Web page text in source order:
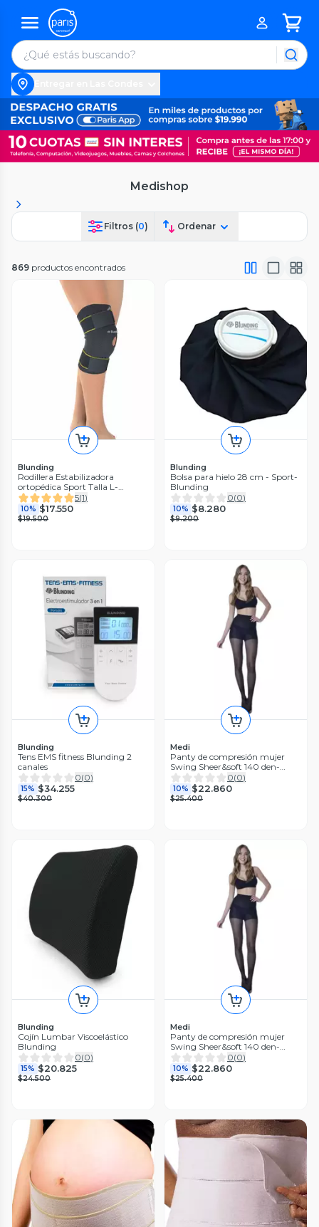
Medishop
Filtros (0) Ordenar
869 productos encontrados
Blunding
Rodillera Estabilizadora
ortopédica Sport Talla L-
Blunding
5(1)
10% $17.550
$19.500
Blunding
Bolsa para hielo 28 cm - Sport-
Blunding
0(0)
10% $8.280
$9.200
Blunding
Tens EMS fitness Blunding 2
canales
0(0)
15% $34.255
$40.300
Medi
Panty de compresión mujer
Swing Sheer&soft 140 den-
Color Negro-Talla 3-Medi
0(0)
10% $22.860
$25.400
Blunding
Cojín Lumbar Viscoelástico
Blunding
0(0)
15% $20.825
$24.500
Medi
Panty de compresión mujer
Swing Sheer&soft 140 den-
Color Negro-Talla 4-Medi
0(0)
10% $22.860
$25.400